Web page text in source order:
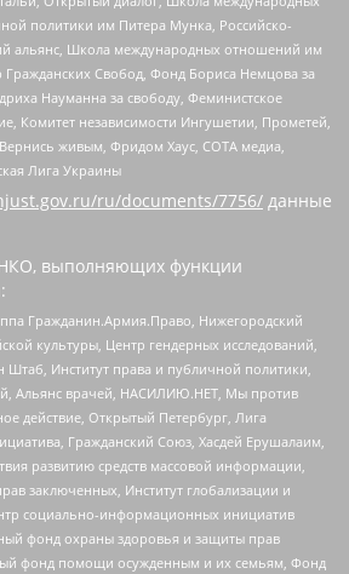
политики им Питера Мунка, Российско-
альянс, Школа международных отношений им
Свобод, Фонд Бориса Немцова за
Науманна за свободу, Феминистское
Комитет независимости Ингушетии, Прометей,
живым, Фридом Хаус, СОТА медиа,
Лига Украины
ru/documents/7756/ данные
выполняющих функции
Гражданин.Армия.Право, Нижегородский
культуры, Центр гендерных исследований,
Институт права и публичной политики,
Альянс врачей, НАСИЛИЮ.НЕТ, Мы против
действие, Открытый Петербург, Лига
Гражданский Союз, Хасдей Ерушалаим,
развитию средств массовой информации,
заключенных, Институт глобализации и
социально-информационных инициатив
фонд охраны здоровья и защиты прав
фонд помощи осужденным и их семьям, Фонд